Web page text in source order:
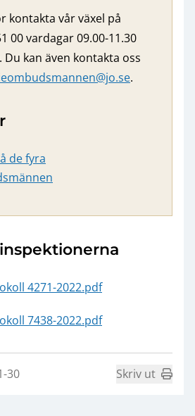
kontakta vår växel på
00 vardagar 09.00-11.30
Du kan även kontakta oss
.
de fyra
4271-2022.pdf
7438-2022.pdf
30 Skriv ut